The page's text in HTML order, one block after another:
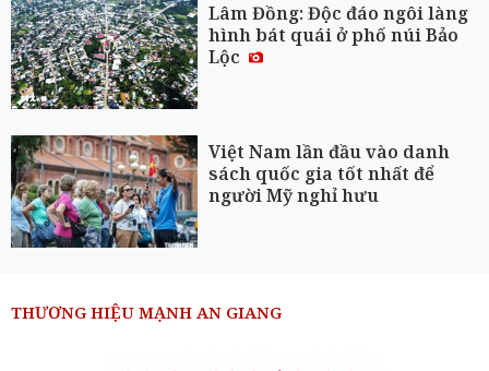
Lâm Đồng: Độc đáo ngôi làng
hình bát quái ở phố núi Bảo
Lộc
Việt Nam lần đầu vào danh
sách quốc gia tốt nhất để
người Mỹ nghỉ hưu
THƯƠNG HIỆU MẠNH AN GIANG